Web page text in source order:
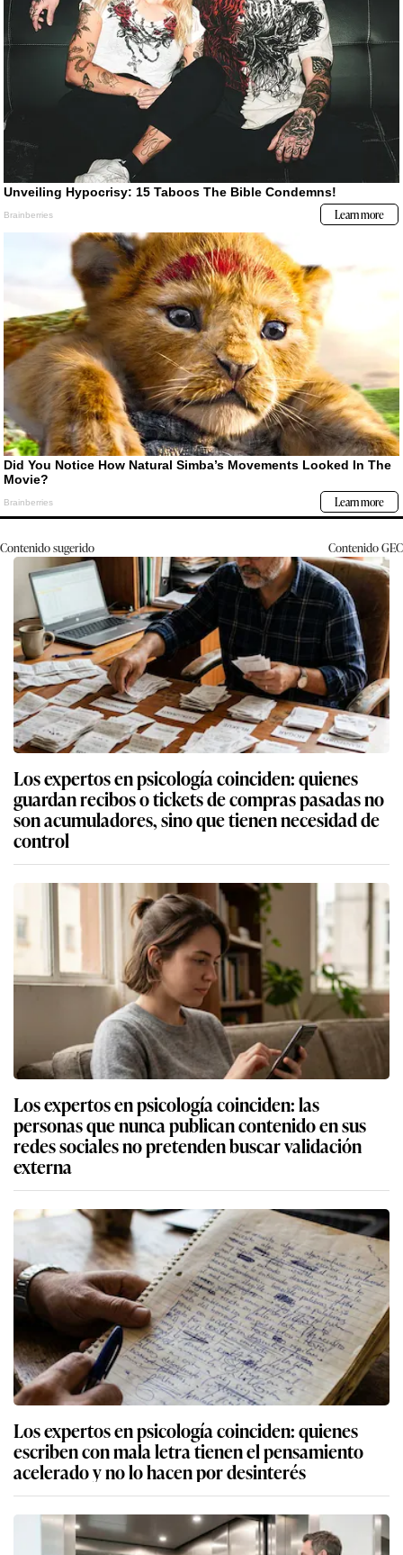
Contenido sugerido ContenidoGEC
Los expertos en psicología coinciden: quienes
guardan recibos o tickets de compras pasadas no
son acumuladores, sino que tienen necesidad de
control
Los expertos en psicología coinciden: las
personas que nunca publican contenido en sus
redes sociales no pretenden buscar validación
externa
Los expertos en psicología coinciden: quienes
escriben con mala letra tienen el pensamiento
acelerado y no lo hacen por desinterés